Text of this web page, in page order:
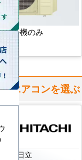
室外機のみ
エアコンを選ぶ
日立